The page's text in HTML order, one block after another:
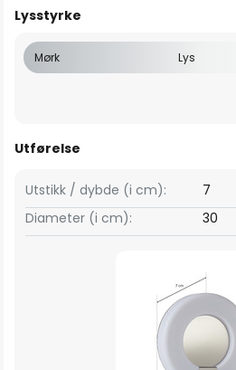
Lysstyrke
Mørk Lys
Utførelse
Utstikk / dybde (i cm):
7
Diameter (i cm):
30